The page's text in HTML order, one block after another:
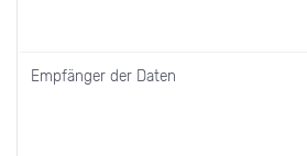
Empfänger der Daten